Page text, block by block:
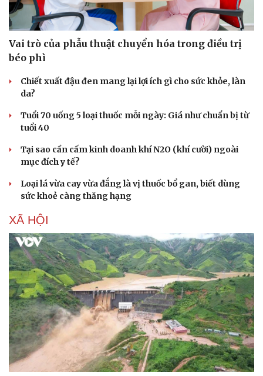
Cải chính
Vai trò của phẫu thuật chuyển hóa trong điều trị
béo phì
Chiết xuất đậu đen mang lại lợi ích gì cho sức khỏe, làn
da?
Tuổi 70 uống 5 loại thuốc mỗi ngày: Giá như chuẩn bị từ
tuổi 40
Tại sao cần cấm kinh doanh khí N2O (khí cười) ngoài
mục đích y tế?
Loại lá vừa cay vừa đắng là vị thuốc bổ gan, biết dùng
sức khoẻ càng thăng hạng
XÃ HỘI